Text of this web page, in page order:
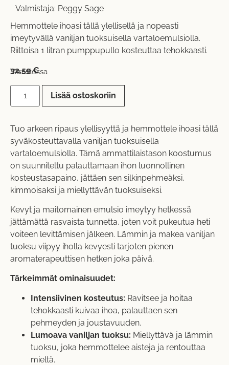
Valmistaja: Peggy Sage
Hemmottele ihoasi tällä ylellisellä ja nopeasti
imeytyvällä vaniljan tuoksuisella vartaloemulsiolla.
Riittoisa 1 litran pumppupullo kosteuttaa tehokkaasti.
32,59€
Varastossa
Lisää ostoskoriin
Tuo arkeen ripaus ylellisyyttä ja hemmottele ihoasi tällä
syväkosteuttavalla vaniljan tuoksuisella
vartaloemulsiolla. Tämä ammattilaistason koostumus
on suunniteltu palauttamaan ihon luonnollinen
kosteustasapaino, jättäen sen silkinpehmeäksi,
kimmoisaksi ja miellyttävän tuoksuiseksi.
Kevyt ja maitomainen emulsio imeytyy hetkessä
jättämättä rasvaista tunnetta, joten voit pukeutua heti
voiteen levittämisen jälkeen. Lämmin ja makea vaniljan
tuoksu viipyy iholla kevyesti tarjoten pienen
aromaterapeuttisen hetken joka päivä.
Tärkeimmät ominaisuudet:
Intensiivinen kosteutus: Ravitsee ja hoitaa
tehokkaasti kuivaa ihoa, palauttaen sen
pehmeyden ja joustavuuden.
Lumoava vaniljan tuoksu: Miellyttävä ja lämmin
tuoksu, joka hemmottelee aisteja ja rentouttaa
mieltä.